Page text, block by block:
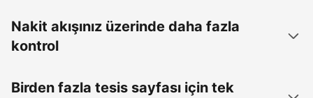
Nakit akışınız üzerinde daha fazla
kontrol
Birden fazla tesis sayfası için tek